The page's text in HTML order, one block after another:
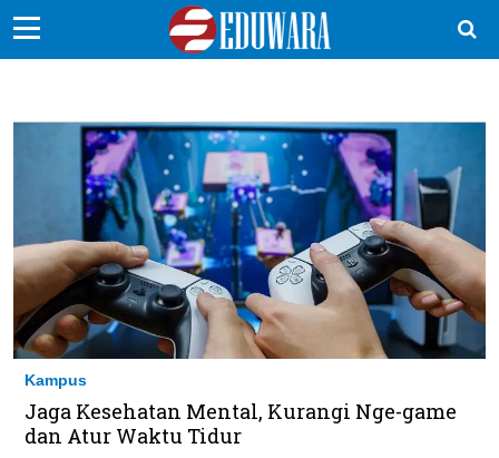
Sekolah Kita
Idea
Sains
EduDana
Ikuti Kami di:
Kampus
Jaga Kesehatan Mental, Kurangi Nge-game
dan Atur Waktu Tidur